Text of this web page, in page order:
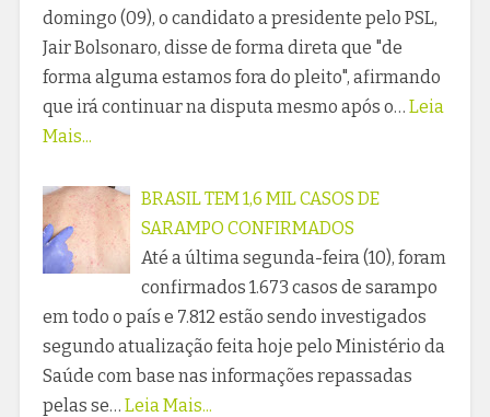
domingo (09), o candidato a presidente pelo PSL,
Jair Bolsonaro, disse de forma direta que "de
forma alguma estamos fora do pleito", afirmando
que irá continuar na disputa mesmo após o… Leia
Mais...
BRASIL TEM 1,6 MIL CASOS DE
SARAMPO CONFIRMADOS
Até a última segunda-feira (10), foram
confirmados 1.673 casos de sarampo
em todo o país e 7.812 estão sendo investigados
segundo atualização feita hoje pelo Ministério da
Saúde com base nas informações repassadas
pelas se… Leia Mais...